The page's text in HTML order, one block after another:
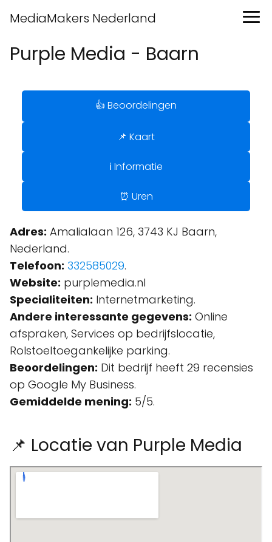
MediaMakers Nederland
Purple Media - Baarn
👍 Beoordelingen
📌 Kaart
ℹ️ Informatie
⏰ Uren
Adres: Amalialaan 126, 3743 KJ Baarn,
Nederland.
Telefoon: 332585029.
Website: purplemedia.nl
Specialiteiten: Internetmarketing.
Andere interessante gegevens: Online
afspraken, Services op bedrijfslocatie,
Rolstoeltoegankelijke parking.
Beoordelingen: Dit bedrijf heeft 29 recensies
op Google My Business.
Gemiddelde mening: 5/5.
📌 Locatie van Purple Media